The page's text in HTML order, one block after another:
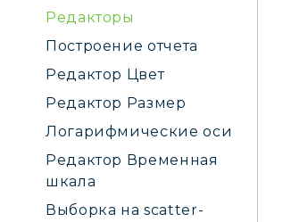
Редакторы
Построение отчета
Редактор Цвет
Редактор Размер
Логарифмические оси
Редактор Временная
шкала
Выборка на scatter-